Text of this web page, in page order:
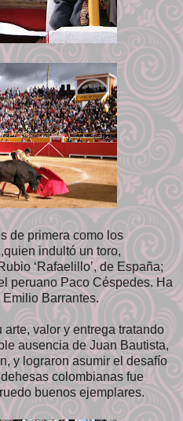
de primera como los
indultó un toro,
‘Rafaelillo’, de España;
peruano Paco Céspedes. Ha
Barrantes.
valor y entrega tratando
ausencia de Juan Bautista,
y lograron asumir el desafío
colombianas fue
buenos ejemplares.